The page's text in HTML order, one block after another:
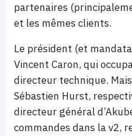
partenaires
et les mêmes clients.
Le président (et
Vincent Caron, qui
directeur technique.
Sébastien Hurst,
directeur général
commandes dans la v2,